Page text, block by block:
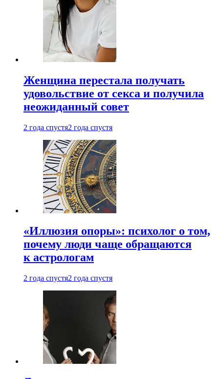
Женщина перестала получать
удовольствие от секса и получила
неожиданный совет
2 года спустя2 года спустя
«Иллюзия опоры»: психолог о том,
почему люди чаще обращаются
к астрологам
2 года спустя2 года спустя